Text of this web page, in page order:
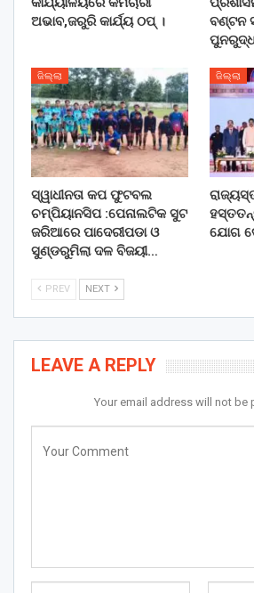
ଅଭାବ,ଜରୁରି କାର୍ଯ୍ୟ ଠପ୍ ।
ବଣ୍ଟନ
ଜିଲ୍ଲା
ସ୍ୱାଧୀନତା କପ ଫୁଟବଲ
ଚମ୍ପିୟାନସିପ :ପେନାଲଟିକ ସୁଟ
ଜରିଆରେ ପାଦେରୀପଡା ଓ
ସୁଣ୍ଡରୁମିଲା ଦଳ ବିଜୟୀ…
ଜିଲ୍ଲା
ଯୋଗ
PREV NEXT
LEAVE A REPLY
Your email address will not be